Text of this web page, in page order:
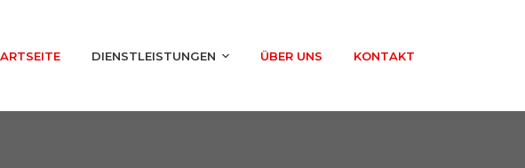
DIENSTLEISTUNGEN ÜBER UNS KONTAKT